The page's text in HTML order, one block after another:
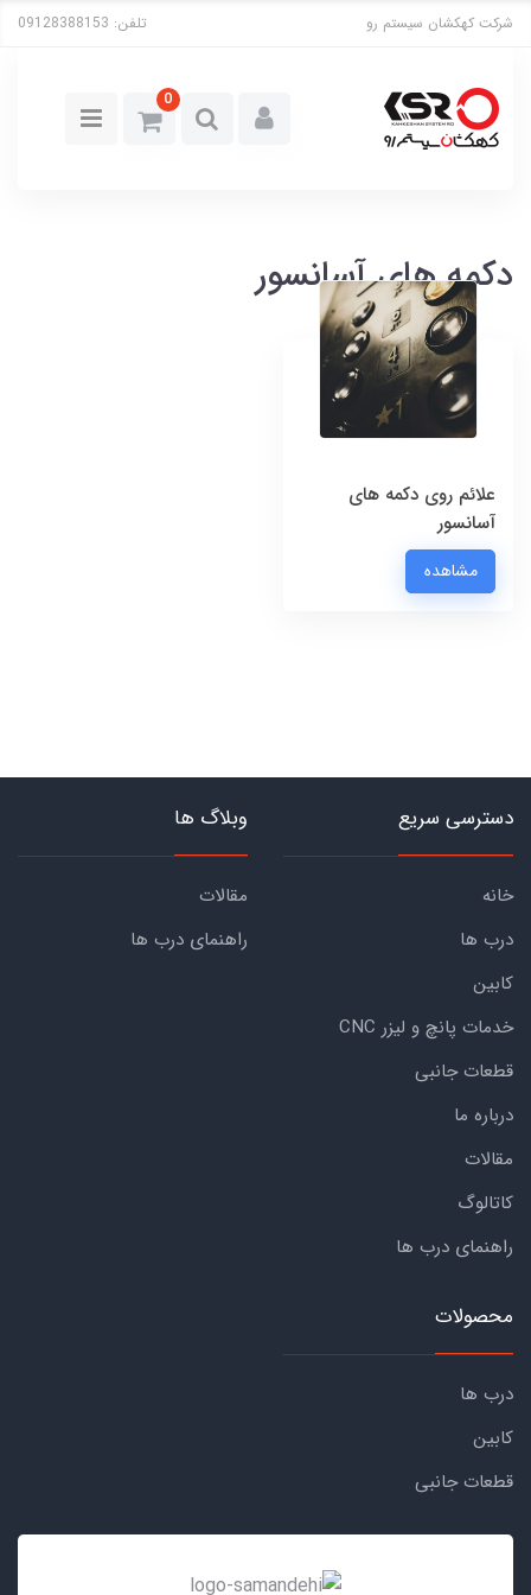
شرکت کهکشان سیستم رو تلفن: 09128388153
0
دکمه های آسانسور
علائم روی دکمه های
آسانسور
مشاهده
دسترسی سریع
خانه
درب ها
کابین
خدمات پانچ و لیزر CNC
قطعات جانبی
درباره ما
مقالات
کاتالوگ
راهنمای درب ها
وبلاگ ها
مقالات
راهنمای درب ها
محصولات
درب ها
کابین
قطعات جانبی